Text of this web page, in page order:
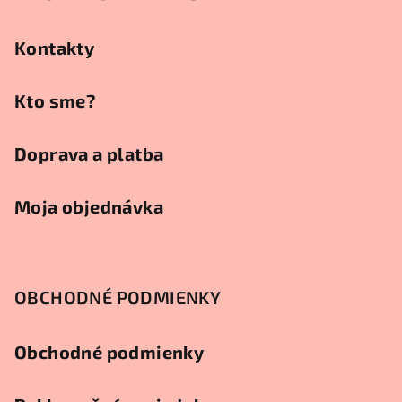
Kontakty
Kto sme?
Doprava a platba
Moja objednávka
OBCHODNÉ PODMIENKY
Obchodné podmienky